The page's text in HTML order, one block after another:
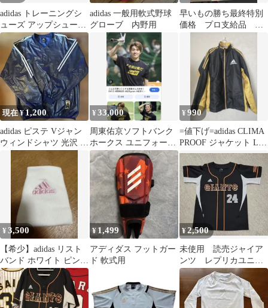
adidas トレーニングシ
ューズ アップシューズ
白野球 子供 20.5
adidas 一般用軟式野球
グローブ 内野用
早いもの勝ち最終特別
価格 プロ支給品 坂
本勇人選手 使用リス
トバンド
現在 ¥1,200
adidas ピステ Vジャン
ウィンドシャツ 光沢 野
¥33,000
周東佑京ソフトバンク
ホークス ユニフォーム
NPB 練習着 実使用
【希少品】
¥990
=値下げ=adidas CLIMA
PROOF ジャケット L
黒/黄
¥3,500
【希少】adidas リスト
バンド ホワイト ピンク
野球
¥ 1,499
アディダス フットガー
ド 軟式用
¥2,500
未使用 読売ジャイア
ンツ レプリカユニフ
ォーム 背番号24 高
橋由伸 140cm